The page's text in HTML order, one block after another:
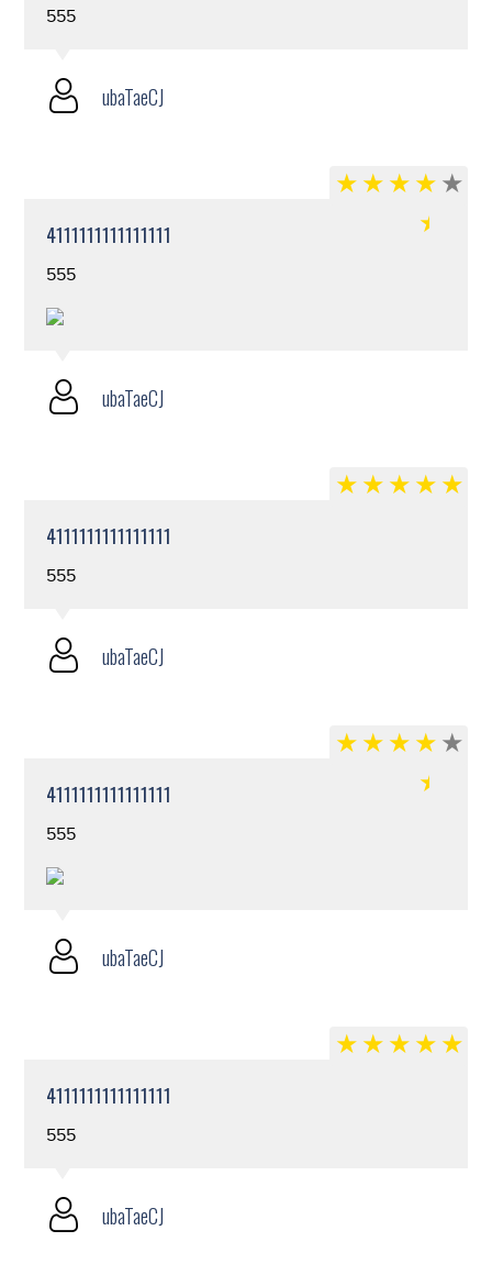
555
ubaTaeCJ
4111111111111111
555
ubaTaeCJ
4111111111111111
555
ubaTaeCJ
4111111111111111
555
ubaTaeCJ
4111111111111111
555
ubaTaeCJ